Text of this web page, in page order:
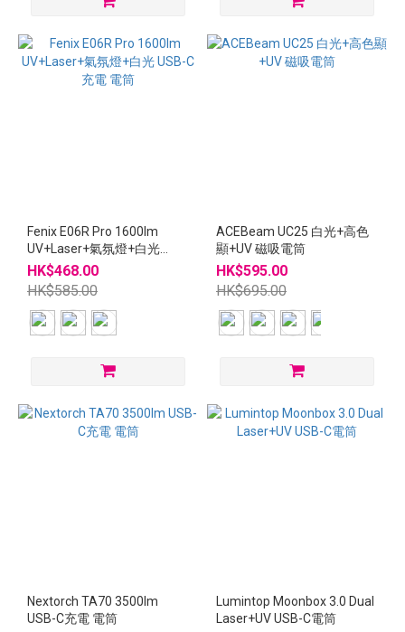
Fenix E06R Pro 1600lm
UV+Laser+氣氛燈+白光
USB-C充電 電筒
HK$468.00
HK$585.00
ACEBeam UC25 白光+高色
顯+UV 磁吸電筒
HK$595.00
HK$695.00
Nextorch TA70 3500lm
USB-C充電 電筒
Lumintop Moonbox 3.0 Dual
Laser+UV USB-C電筒